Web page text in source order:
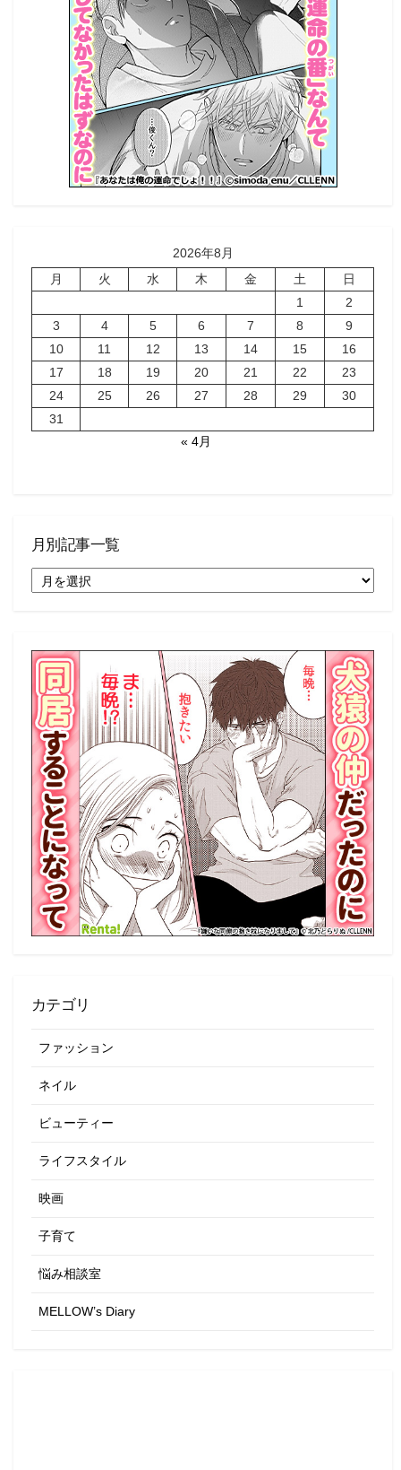
2026年8月
月
火 水 木 金 土
日
1
2
3
4 5 6 7 8
9
10
11 12 13 14 15
16
17
18 19 20 21 22
23
24
25 26 27 28 29
30
31
« 4月
月別記事一覧
別
覧
カテゴリ
ファッション
ネイル
ビューティー
ライフスタイル
映画
子育て
悩み相談室
MELLOW’s Diary